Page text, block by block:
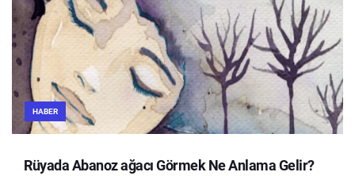
HABER
Rüyada Abanoz ağacı Görmek Ne Anlama Gelir?